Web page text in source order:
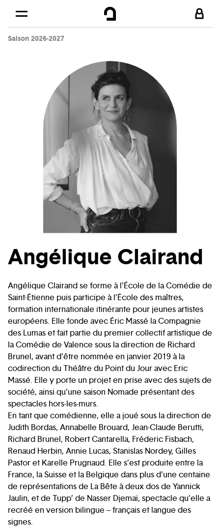
Skip to
Saison 2026-2027
Angélique Clairand
Angélique Clairand se forme à l’École de la Comédie de
Saint-Étienne puis participe à l’École des maîtres,
formation internationale itinérante pour jeunes artistes
européens. Elle fonde avec Éric Massé la Compagnie
des Lumas et fait partie du premier collectif artistique de
la Comédie de Valence sous la direction de Richard
Brunel, avant d’être nommée en janvier 2019 à la
codirection du Théâtre du Point du Jour avec Eric
Massé. Elle y porte un projet en prise avec des sujets de
société, ainsi qu’une saison Nomade présentant des
spectacles hors-les-murs.
En tant que comédienne, elle a joué sous la direction de
Judith Bordas, Annabelle Brouard, Jean-Claude Berutti,
Richard Brunel, Robert Cantarella, Fréderic Fisbach,
Renaud Herbin, Annie Lucas, Stanislas Nordey, Gilles
Pastor et Karelle Prugnaud. Elle s’est produite entre la
France, la Suisse et la Belgique dans plus d’une centaine
de représentations de La Bête à deux dos de Yannick
Jaulin, et de Tupp’ de Nasser Djemaï, spectacle qu’elle a
recréé en version bilingue – français et langue des
signes.